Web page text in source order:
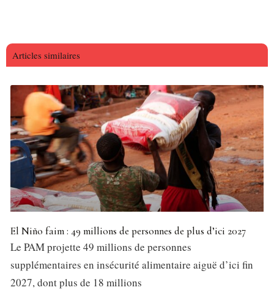
Articles similaires
El Niño faim : 49 millions de personnes de plus d’ici 2027
Le PAM projette 49 millions de personnes
supplémentaires en insécurité alimentaire aiguë d’ici fin
2027, dont plus de 18 millions